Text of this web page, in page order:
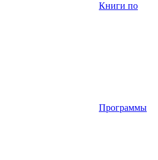
Книги по
Программы